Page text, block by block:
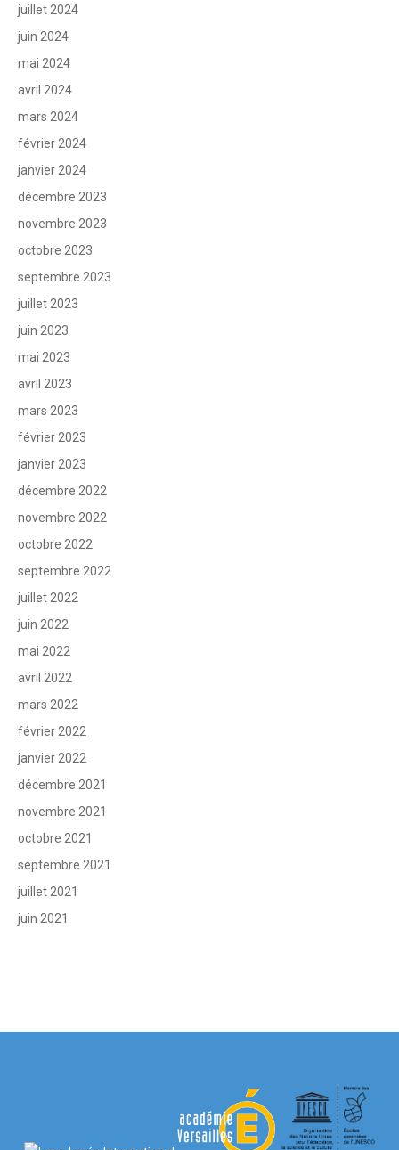
juillet 2024
juin 2024
mai 2024
avril 2024
mars 2024
février 2024
janvier 2024
décembre 2023
novembre 2023
octobre 2023
septembre 2023
juillet 2023
juin 2023
mai 2023
avril 2023
mars 2023
février 2023
janvier 2023
décembre 2022
novembre 2022
octobre 2022
septembre 2022
juillet 2022
juin 2022
mai 2022
avril 2022
mars 2022
février 2022
janvier 2022
décembre 2021
novembre 2021
octobre 2021
septembre 2021
juillet 2021
juin 2021